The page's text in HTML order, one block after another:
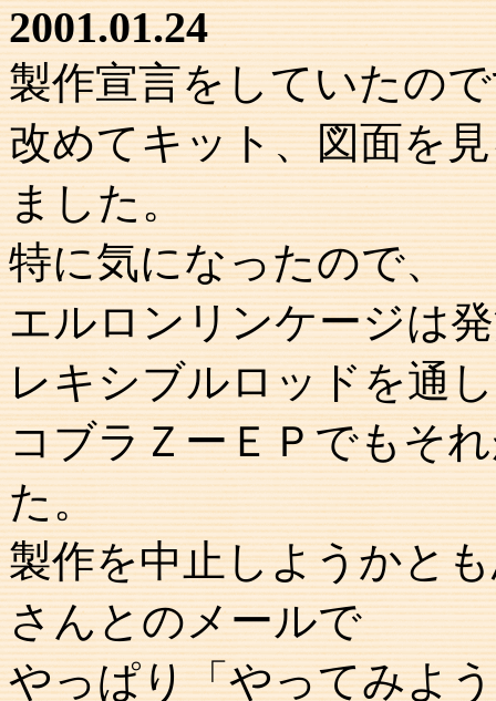
2001.01.24
製作宣言をしていたの
改めてキット、図面を
ました。
特に気になったので、
エルロンリンケージは
レキシブルロッドを通
コブラＺーＥＰでもそ
た。
製作を中止しようかと
さんとのメールで
やっぱり「やってみよ